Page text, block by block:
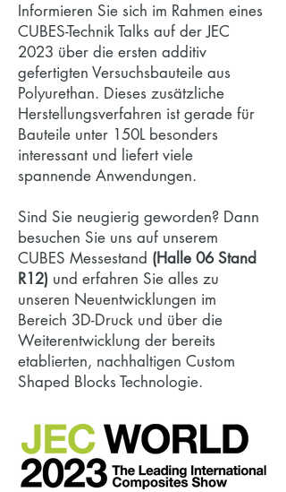
Informieren Sie sich im Rahmen eines
CUBES-Technik Talks auf der JEC
2023 über die ersten additiv
gefertigten Versuchsbauteile aus
Polyurethan. Dieses zusätzliche
Herstellungsverfahren ist gerade für
Bauteile unter 150L besonders
interessant und liefert viele
spannende Anwendungen.
Sind Sie neugierig geworden? Dann
besuchen Sie uns auf unserem
CUBES Messestand (Halle 06 Stand
R12) und erfahren Sie alles zu
unseren Neuentwicklungen im
Bereich 3D-Druck und über die
Weiterentwicklung der bereits
etablierten, nachhaltigen Custom
Shaped Blocks Technologie.